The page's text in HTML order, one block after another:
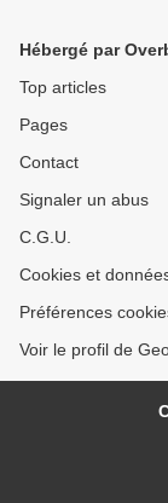
Hébergé par
Top articles
Pages
Contact
Signaler un abus
C.G.U.
Cookies et
Préférences
Voir le profil de